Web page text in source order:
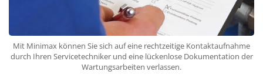
Mit Minimax können Sie sich auf eine rechtzeitige Kontaktaufnahme
durch Ihren Servicetechniker und eine lückenlose Dokumentation der
Wartungsarbeiten verlassen.